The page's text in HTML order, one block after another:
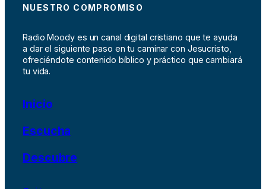
NUESTRO COMPROMISO
Radio Moody es un canal digital cristiano que te ayuda
a dar el siguiente paso en tu caminar con Jesucristo,
ofreciéndote contenido bíblico y práctico que cambiará
tu vida.
Inicio
Escucha
Descubre